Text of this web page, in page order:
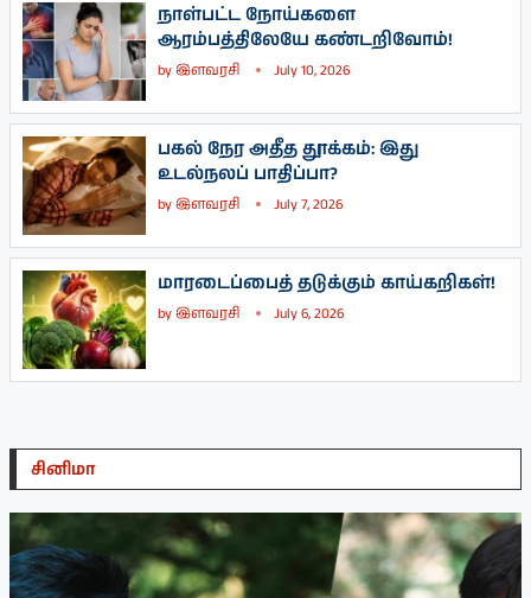
நாள்பட்ட நோய்களை
ஆரம்பத்திலேயே கண்டறிவோம்!
byஇளவரசி July 10, 2026
பகல் நேர அதீத தூக்கம்: இது
உடல்நலப் பாதிப்பா?
byஇளவரசி July 7, 2026
மாரடைப்பைத் தடுக்கும் காய்கறிகள்!
byஇளவரசி July 6, 2026
சினிமா